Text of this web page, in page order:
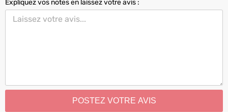
Expliquez vos notes en laissez votre avis :